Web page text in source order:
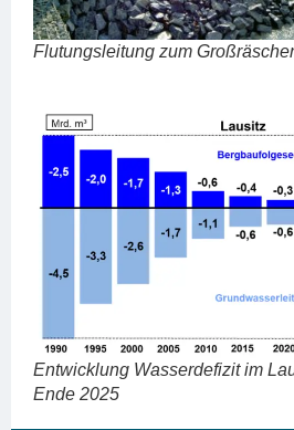
Flu­tungs­lei­tung zum
Ent­wick­lung Was­ser­de­fi­zit im
Ende 2025